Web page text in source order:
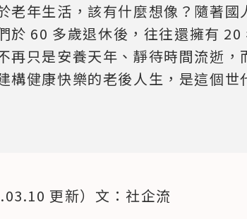
老年生活，該有什麼想像？隨著國
於 60 多歲退休後，往往還擁有
再只是安養天年、靜待時間流逝，
構健康快樂的老後人生，是這個世
更新）文：社企流